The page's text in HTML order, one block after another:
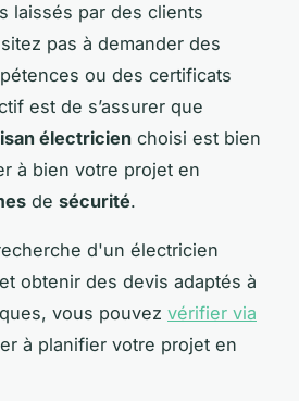
laissés par des clients
pas à demander des
ou des certificats
est de s’assurer que
électricien choisi est bien
à bien votre projet en
de sécurité.
d'un électricien
obtenir des devis adaptés à
vous pouvez vérifier via
à planifier votre projet en